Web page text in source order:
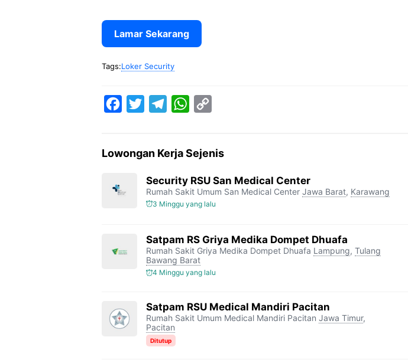
Lamar Sekarang
Tags:Loker Security
e
o
t
t
e
r
e
r
a
W
t
s
A
p
y
L
i
n
Lowongan Kerja Sejenis
Security RSU San Medical Center
Rumah Sakit Umum San Medical Center Jawa Barat, Karawang
3 Minggu yang lalu
Satpam RS Griya Medika Dompet Dhuafa
Rumah Sakit Griya Medika Dompet Dhuafa Lampung, Tulang
Bawang Barat
4 Minggu yang lalu
Satpam RSU Medical Mandiri Pacitan
Rumah Sakit Umum Medical Mandiri Pacitan Jawa Timur,
Pacitan
Ditutup